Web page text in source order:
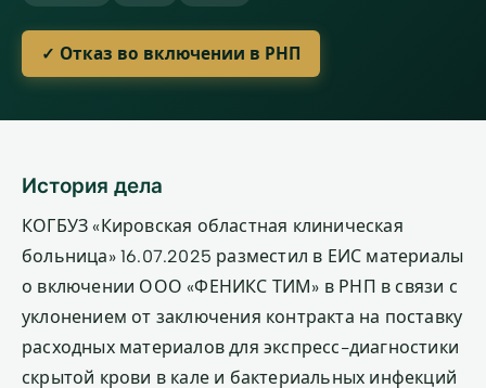
✓ Отказ во включении в РНП
История дела
КОГБУЗ «Кировская областная клиническая
больница» 16.07.2025 разместил в ЕИС материалы
о включении ООО «ФЕНИКС ТИМ» в РНП в связи с
уклонением от заключения контракта на поставку
расходных материалов для экспресс-диагностики
скрытой крови в кале и бактериальных инфекций